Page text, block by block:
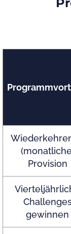
Provision
gewinnen